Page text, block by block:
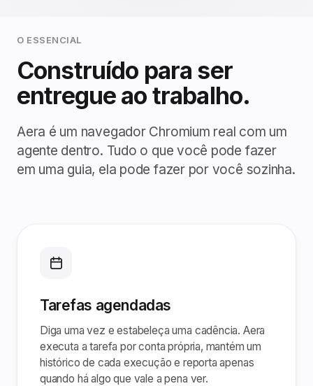
O ESSENCIAL
Construído para ser
entregue ao trabalho.
Aera é um navegador Chromium real com um
agente dentro. Tudo o que você pode fazer
em uma guia, ela pode fazer por você sozinha.
Tarefas agendadas
Diga uma vez e estabeleça uma cadência. Aera
executa a tarefa por conta própria, mantém um
histórico de cada execução e reporta apenas
quando há algo que vale a pena ver.